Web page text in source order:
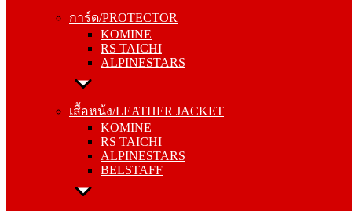
การ์ด/PROTECTOR
KOMINE
RS TAICHI
ALPINESTARS
เสื้อหน้ง/LEATHER JACKET
KOMINE
RS TAICHI
ALPINESTARS
BELSTAFF
RS TAICHI
ALPINESTARS
เสื้อหน้ง/LEATHER JACKET
RS TAICHI
ALPINESTARS
BELSTAFF
กางเกงหนัง/LEATHER PANTS